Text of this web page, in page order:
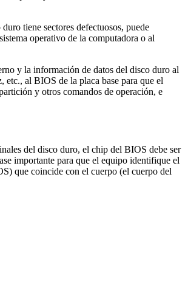
tiene sectores defectuosos, puede
operativo de la computadora o al
y la información de datos del disco duro al
al BIOS de la placa base para que el
y otros comandos de operación, e
del disco duro, el chip del BIOS debe ser
importante para que el equipo identifique el
que coincide con el cuerpo (el cuerpo del